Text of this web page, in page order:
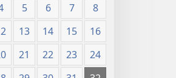
5 6 7
8
13 14 15
16
21 22 23
24